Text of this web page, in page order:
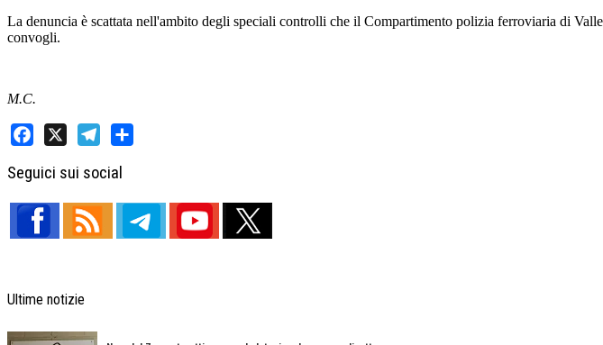
La denuncia è scattata nell'ambito degli speciali controlli che il Compartimento polizia ferroviaria di
convogli.
M.C.
Seguici sui social
Ultime notizie